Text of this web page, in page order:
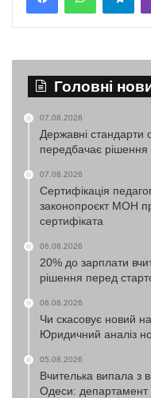
Головні
07.08.2026
Державні стандарти
передбачає рішення
07.08.2026
Сертифікація
законопроєкт МОН
сертифіката
06.08.2026
20% до зарплати
рішення перед
06.08.2026
Чи скасовує новий
Юридичний аналіз
05.08.2026
Вчителька випала з
Одеси: департамент